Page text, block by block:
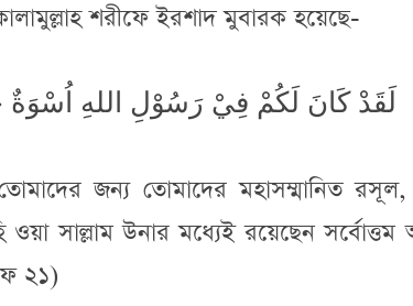
শরীফে ইরশাদ মুবারক হয়েছে-
لَقَدْ كَانَ لَكُمْ فِيْ رَسُوْلِ اللهِ
জন্য তোমাদের মহাসম্মানিত
সাল্লাম উনার মধ্যেই রয়েছেন সর্বোত্তম
২১)